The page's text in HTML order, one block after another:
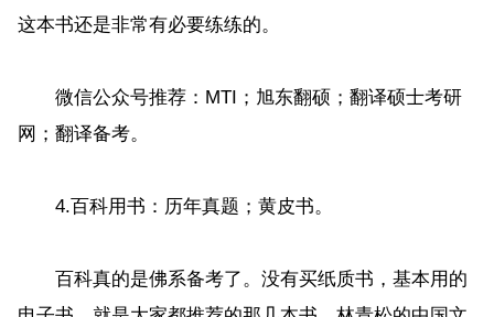
这本书还是非常有必要练练的。
微信公众号推荐：MTI；旭东翻硕；翻译硕士考研
网；翻译备考。
4.百科用书：历年真题；黄皮书。
百科真的是佛系备考了。没有买纸质书，基本用的